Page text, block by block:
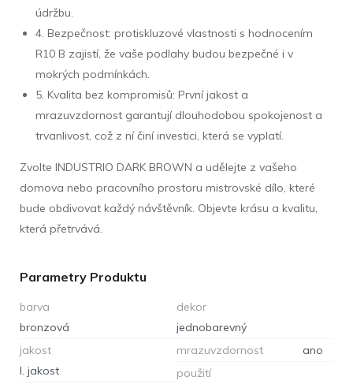
údržbu.
4. Bezpečnost: protiskluzové vlastnosti s hodnocením
R10 B zajistí, že vaše podlahy budou bezpečné i v
mokrých podmínkách.
5. Kvalita bez kompromisů: První jakost a
mrazuvzdornost garantují dlouhodobou spokojenost a
trvanlivost, což z ní činí investici, která se vyplatí.
Zvolte INDUSTRIO DARK BROWN a udělejte z vašeho
domova nebo pracovního prostoru mistrovské dílo, které
bude obdivovat každý návštěvník. Objevte krásu a kvalitu,
která přetrvává.
Parametry Produktu
barva
bronzová
dekor
jednobarevný
jakost
I. jakost
mrazuvzdornost
ano
použití